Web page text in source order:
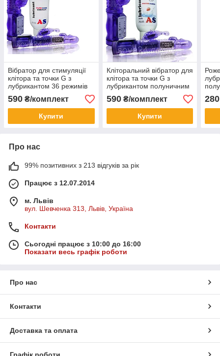
Вібратор для стимуляції
клітора та точки G з
лубрикантом 36 режимів
590 ₴/комплект
Купити
Кліторальний вібратор для
клітора та точки G з
лубрикантом полуничним
590₴/комплект
Купити
280
Про нас
99% позитивних з 213 відгуків за рік
Працює з 12.07.2014
м. Львів
вул. Шевченка 313, Львів, Україна
Контакти
Сьогодні працює з 10:00 до 16:00
Показати весь графік роботи
Про нас
Контакти
Доставка та оплата